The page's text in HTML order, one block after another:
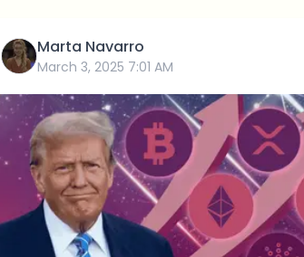
Marta Navarro
March 3, 2025 7:01 AM